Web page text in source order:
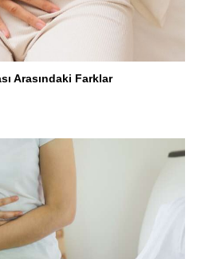
Arasındaki Farklar